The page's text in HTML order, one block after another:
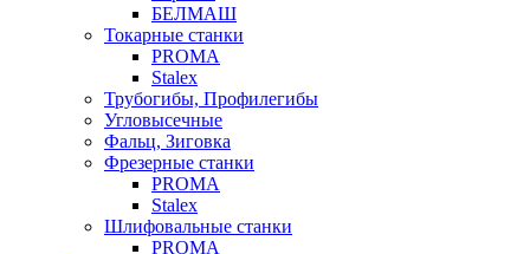
БЕЛМАШ
Токарные станки
PROMA
Stalex
Трубогибы, Профилегибы
Угловысечные
Фальц, Зиговка
Фрезерные станки
PROMA
Stalex
Шлифовальные станки
PROMA